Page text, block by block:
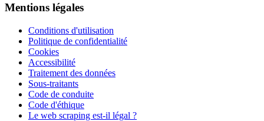
Mentions légales
Conditions d'utilisation
Politique de confidentialité
Cookies
Accessibilité
Traitement des données
Sous-traitants
Code de conduite
Code d'éthique
Le web scraping est-il légal ?